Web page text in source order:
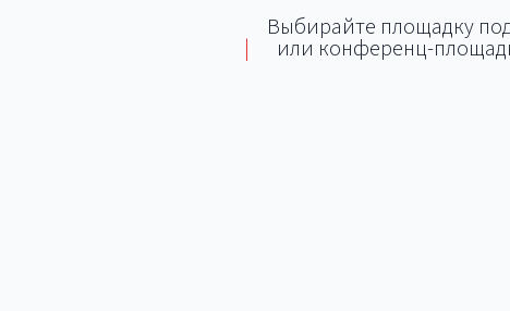
|
Выбирайте площадку
или конференц-